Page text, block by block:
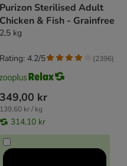
Purizon Sterilised Adult
Chicken & Fish - Grainfree
2,5 kg
349,00 kr
139,60 kr / kg
314,10 kr
Rating: 4.2/5 (2396)